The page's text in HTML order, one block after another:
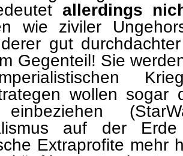
allerdings
wie ziviler
gut
Gegenteil! Sie
wollen sogar
einbeziehen
auf der
Extraprofite mehr